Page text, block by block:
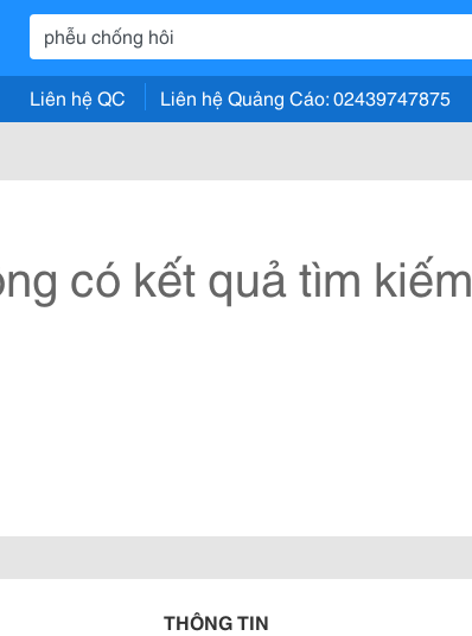
Liên hệ QC Liên hệ Quảng Cáo: 02439747875
có kết quả tìm kiếm
THÔNG TIN